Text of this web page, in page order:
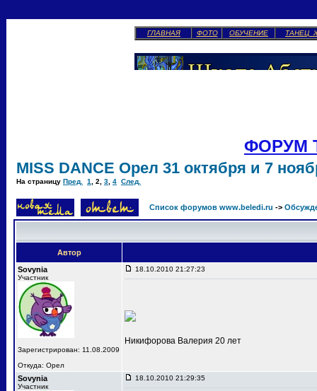
ГЛАВНАЯ ФОТО ОБУЧЕНИЕ ТАНЕЦ
ФОРУМ
MISS DANCE Орел 31 октября и 7
На страницу Пред. 1 2 3 4 След.
Список форумов www.beledi.ru ->
Автор
Sovynia
Участник
Зарегистрирован: 11.08.2009
Откуда: Орел
18.10.2010 21:27:23
Никифорова Валерия 20 лет
Sovynia
Участник
18.10.2010 21:29:35